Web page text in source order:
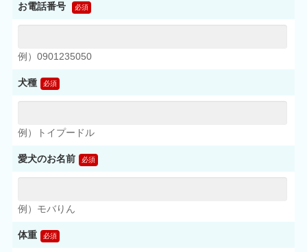
お電話番号
例）0901235050
犬種
例）トイプードル
愛犬のお名前
例）モバりん
体重